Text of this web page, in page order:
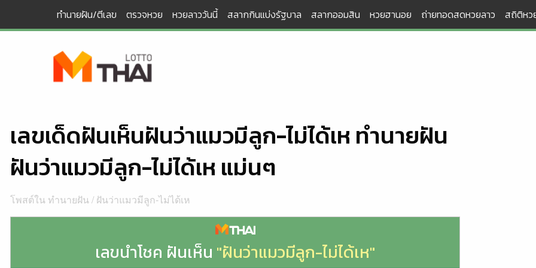
content
ทำนายฝัน/ตีเลข ตรวจหวย หวยลาววันนี้ สลากกินแบ่งรัฐบาล สลากออมสิน หวยฮานอย ถ่ายทอดสดหวยลาว สถิติหว
เลขเด็ดฝันเห็นฝันว่าแมวมีลูก-ไม่ได้เห ทำนายฝัน
ฝันว่าแมวมีลูก-ไม่ได้เห แม่นๆ
โพสต์ใน ทำนายฝัน/ ฝันว่าแมวมีลูก-ไม่ได้เห
เลขนำโชค ฝันเห็น "ฝันว่าแมวมีลูก-ไม่ได้เห"